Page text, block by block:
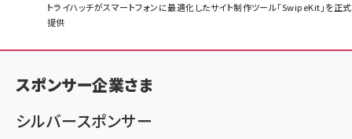
く
ず
トライハッチがスマートフォンに最適化したサイト制作ツール「SwipeKit」を正式
提供
スポンサー企業さま
シルバースポンサー